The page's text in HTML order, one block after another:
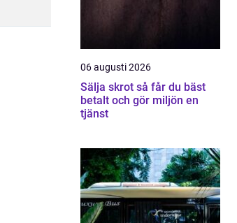
06 augusti 2026
Sälja skrot så får du bäst
betalt och gör miljön en
tjänst